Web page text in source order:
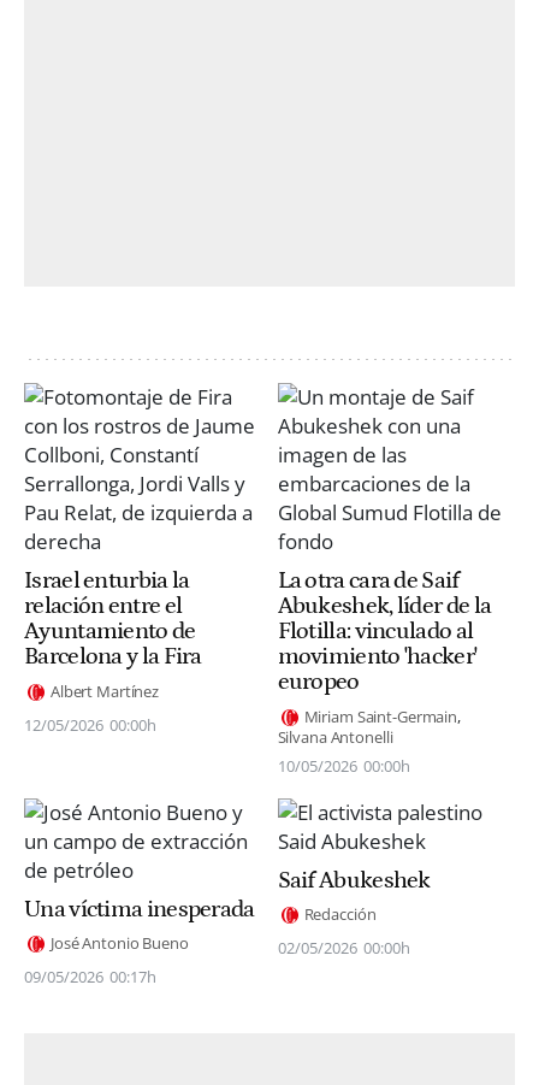
Israel enturbia la
relación entre el
Ayuntamiento de
Barcelona y la Fira
Albert Martínez
12/05/2026 00:00h
La otra cara de Saif
Abukeshek, líder de la
Flotilla: vinculado al
movimiento 'hacker'
europeo
Miriam Saint-Germain
Silvana Antonelli
10/05/2026 00:00h
Una víctima inesperada
José Antonio Bueno
09/05/2026 00:17h
Saif Abukeshek
Redacción
02/05/2026 00:00h